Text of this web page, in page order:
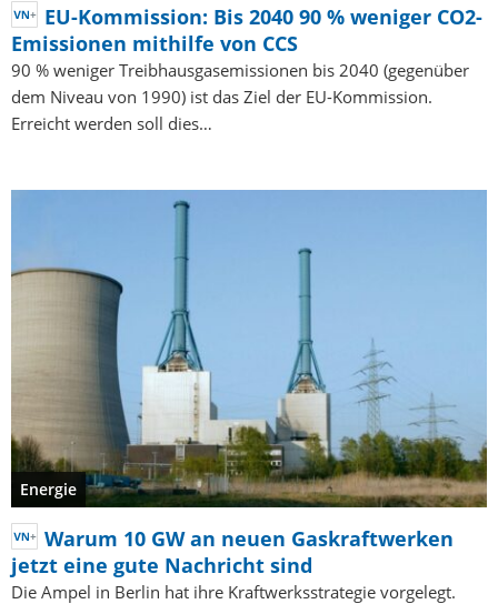
EU-Kommission: Bis 2040 90 % weniger CO2-
Emissionen mithilfe von CCS
90 % weniger Treibhausgasemissionen bis 2040 (gegenüber
dem Niveau von 1990) ist das Ziel der EU-Kommission.
Erreicht werden soll dies…
Energie
Warum 10 GW an neuen Gaskraftwerken
jetzt eine gute Nachricht sind
Die Ampel in Berlin hat ihre Kraftwerksstrategie vorgelegt.